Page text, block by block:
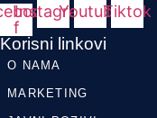
f
InstagramYoutubeTiktok
Korisni linkovi
O NAMA
MARKETING